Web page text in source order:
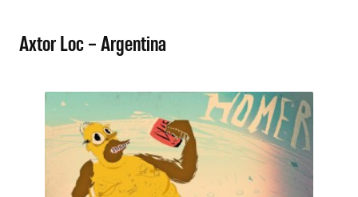
Axtor Loc – Argentina